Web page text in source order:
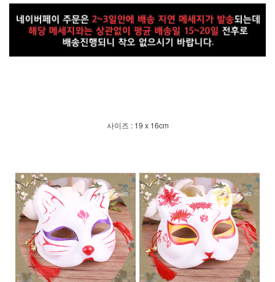
사이즈 : 19 x 16cm